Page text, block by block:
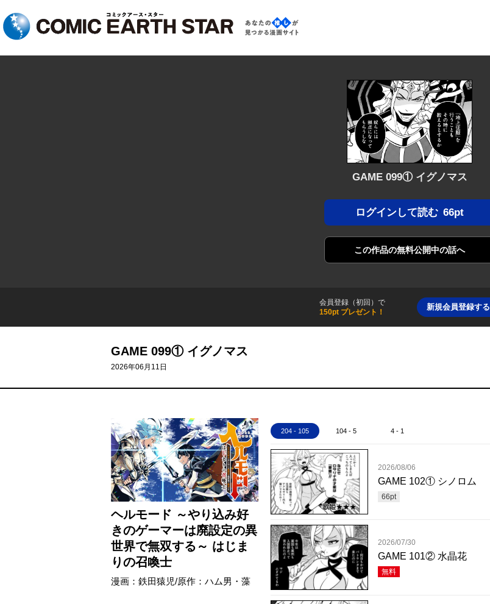
コミック アース・スター あなたの推しが見つかる漫画サイト
GAME 099① イグノマス
ログインして読む 66pt
この作品の無料公開中の話へ
会員登録（初回）で
150pt プレゼント！
新規会員登録する
GAME 099① イグノマス
2026年06月11日
ヘルモード ～やり込み好
きのゲーマーは廃設定の異
世界で無双する～ はじま
りの召喚士
漫画：鉄田猿児/原作：ハム男・藻
204 - 105 104 - 5 4 - 1
2026/08/06
GAME 102① シノロム
66pt
2026/07/30
GAME 101② 水晶花
無料